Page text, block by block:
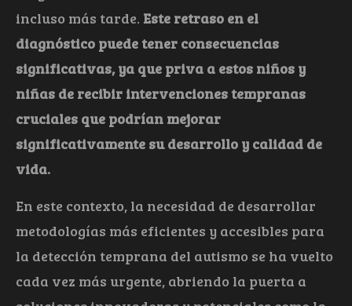
incluso más tarde. Este retraso en el
diagnóstico puede tener consecuencias
significativas, ya que priva a estos niños y
niñas de recibir intervenciones tempranas
cruciales que podrían mejorar
significativamente su desarrollo y calidad de
vida.
En este contexto, la necesidad de desarrollar
metodologías más eficientes y accesibles para
la detección temprana del autismo se ha vuelto
cada vez más urgente, abriendo la puerta a